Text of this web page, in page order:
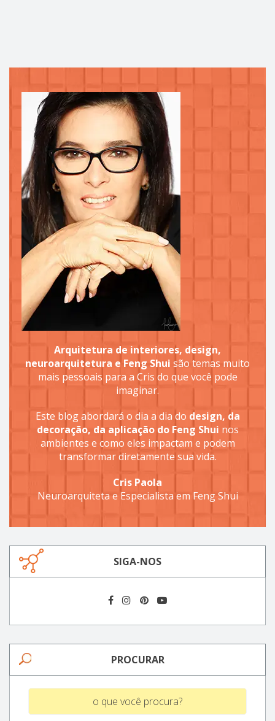
Arquitetura de interiores, design,
neuroarquitetura e Feng Shui são temas muito
mais pessoais para a Cris do que você pode
imaginar.
Este blog abordará o dia a dia do design, da
decoração, da aplicação do Feng Shui nos
ambientes e como eles impactam e podem
transformar diretamente sua vida.
Cris Paola
Neuroarquiteta e Especialista em Feng Shui
SIGA-NOS
PROCURAR